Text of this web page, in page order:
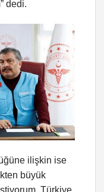
dedi.
ilişkin ise
büyük
Türkiye,